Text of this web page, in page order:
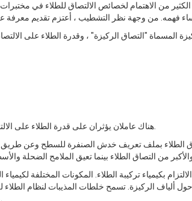
من الاهتمام لخصائص الالتصاق للطلاء في
المسماة "التصاق الركيزة" ، وقدرة الطلاء على
الطلاء بملف تعريف خدش الصنفرة للسطح وعن طريق
بكيمياء تركيبة الطلاء. المكونات المختلفة
ألياف الركيزة. تسمح خلطات المذيبات لنظام الطلاء